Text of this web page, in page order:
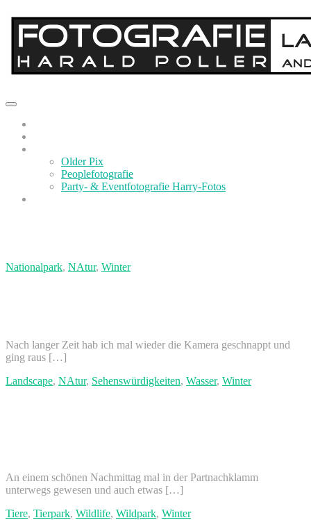
Older Pix
Peoplefotografie
Party- & Eventfotografie Harry-Fotos
Nationalpark, NAtur, Winter
Nach langer Zeit hab ich mal wieder die Kamera geschnappt und
ging raus […]
Landscape, NAtur, Sehenswürdigkeiten, Wasser, Winter
An einem schönen Nachmittag mal in der Partnachklamm
unterwegs gewesen und auch etwas […]
Tiere, Tierpark, Wildlife, Wildpark, Winter